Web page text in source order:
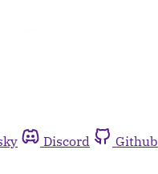
Discord Github